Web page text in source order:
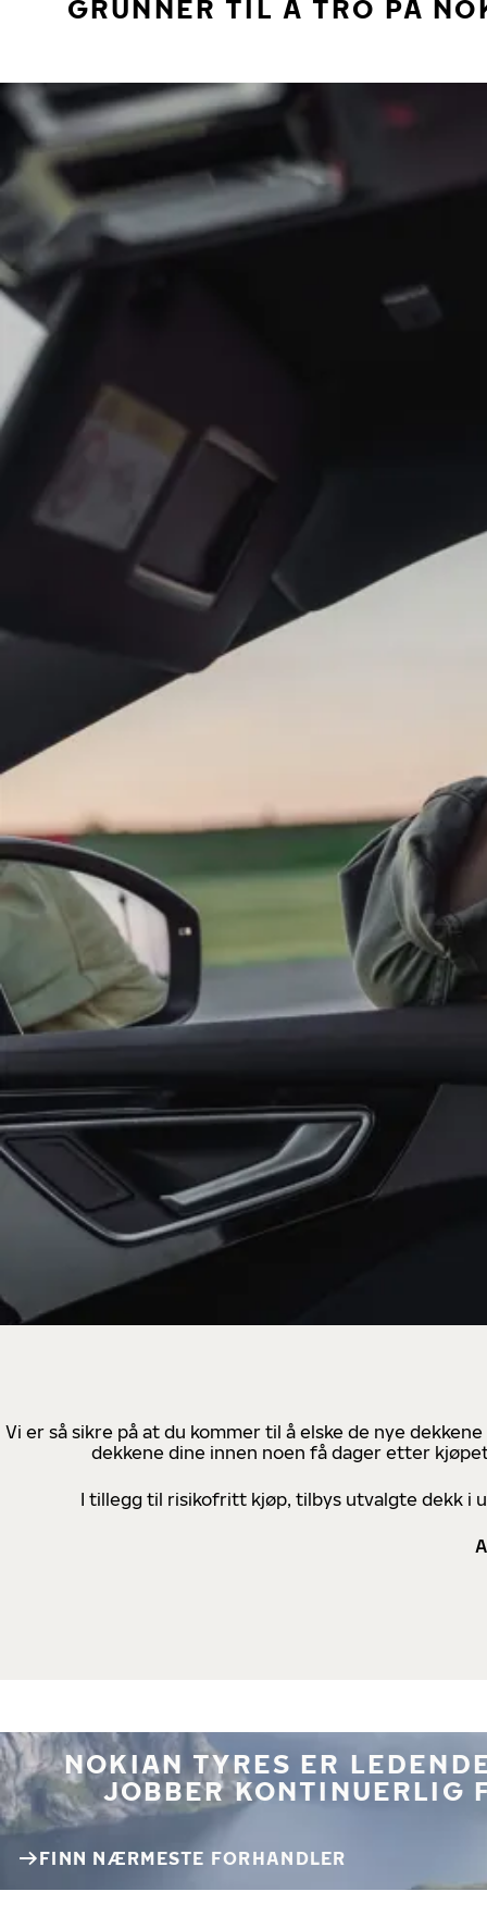
GRUNNER TIL Å TRO PÅ
Vi er så sikre på at du kommer til å elske de nye
dekkene dine innen noen få dager etter
I tillegg til risikofritt kjøp, tilbys utvalgte dekk i
NOKIAN TYRES ER
JOBBER KONTINUERLIG
FINN NÆRMESTE FORHANDLER